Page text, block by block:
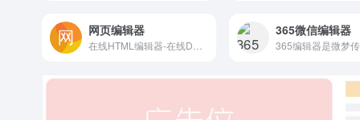
网页编辑器 365微信编辑器